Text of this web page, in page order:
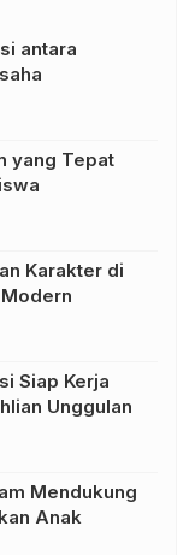
antara
yang Tepat
Karakter di
Siap Kerja
Unggulan
Mendukung
Anak